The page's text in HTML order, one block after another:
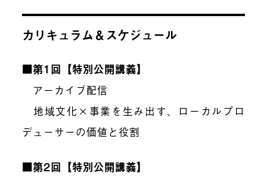
カリキュラム＆スケジュール
■第1回【特別公開講義】
アーカイブ配信
地域文化×事業を生み出す、ローカルプロ
デューサーの価値と役割
■第2回【特別公開講義】